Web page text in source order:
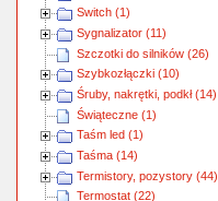
Switch (1)
Sygnalizator (11)
Szczotki do silników (26)
Szybkozłączki (10)
Śruby, nakrętki, podkł (14)
Świąteczne (1)
Taśm led (1)
Taśma (14)
Termistory, pozystory (44)
Termostat (22)